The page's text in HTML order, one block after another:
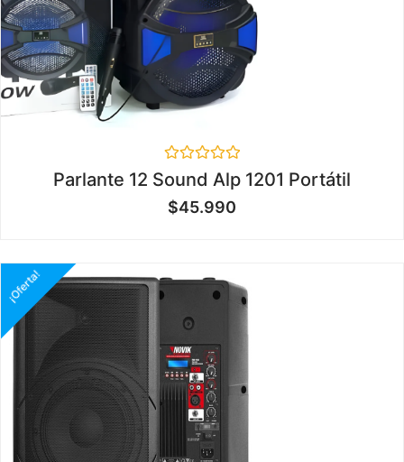
Valorado
en
0
de
Parlante 12 Sound Alp 1201 Portátil
$45.990
¡Oferta!